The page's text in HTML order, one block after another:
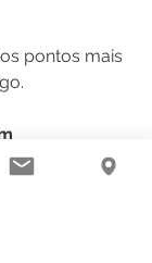
pontos mais